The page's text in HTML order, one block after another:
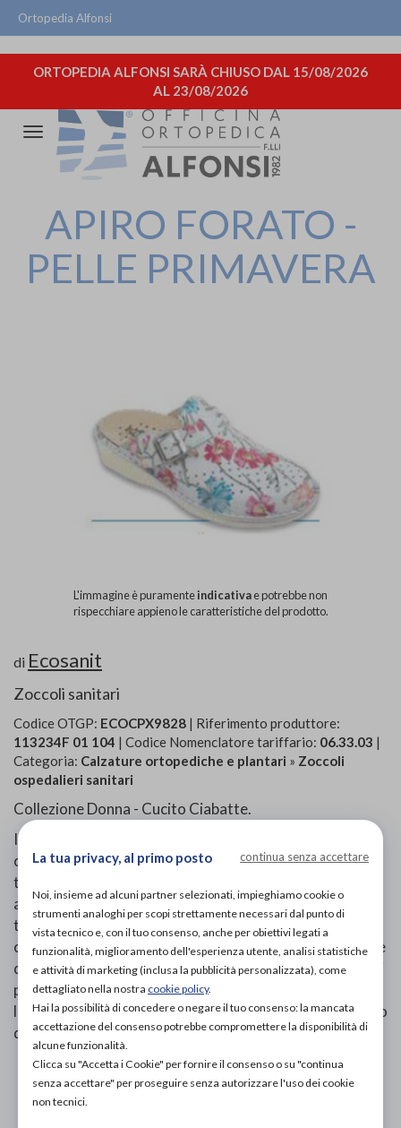
Ortopedia Alfonsi
ORTOPEDIA ALFONSI SARÀ CHIUSO DAL 15/08/2026
AL 23/08/2026
Attiva/disattiva
navigazione
APIRO FORATO -
PELLE PRIMAVERA
L'immagine è puramenteindicativae potrebbe non
rispecchiare appieno le caratteristiche del prodotto.
di Ecosanit
Zoccoli sanitari
Codice OTGP: ECOCPX9828 | Riferimento produttore:
113234F 01 104 | Codice Nomenclatore tariffario: 06.33.03 |
Categoria: Calzature ortopediche e plantari » Zoccoli
ospedalieri sanitari
Collezione Donna - Cucito Ciabatte.
Il Progetto - Comfort e Tecnica: Creare per la donna
calzature nelle quali sia possibile coniugare comodità,
tecnica e stile nello stesso prodotto. Modelli capaci di
adattarsi alla personalità femminile e di seguirne il
tempo. ECOSANIT, leader in Italia nel settore delle
calzature tecniche, ha creato per la donna una collezione
di calzature uniche, funzionali e pratiche. Un ventaglio di
proposte ricche di particolari,dettagli invisibili e
lavorazioni inedite. Per dare alla donna moderna il modo
di affrontare le stagioni nel massimo comfort.
PROVA E ACQUISTA IN NEGOZIO
DA88,00€
La tua privacy, al primo posto continua senza accettare
Noi, insieme ad alcuni partner selezionati, impieghiamo cookie o
strumenti analoghi per scopi strettamente necessari dal punto di
vista tecnico e, con il tuo consenso, anche per obiettivi legati a
funzionalità, miglioramento dell'esperienza utente, analisi statistiche
e attività di marketing (inclusa la pubblicità personalizzata), come
dettagliato nella nostra cookie policy.
Hai la possibilità di concedere o negare il tuo consenso: la mancata
accettazione del consenso potrebbe compromettere la disponibilità di
alcune funzionalità.
Clicca su "Accetta i Cookie" per fornire il consenso o su "continua
senza accettare" per proseguire senza autorizzare l'uso dei cookie
non tecnici.